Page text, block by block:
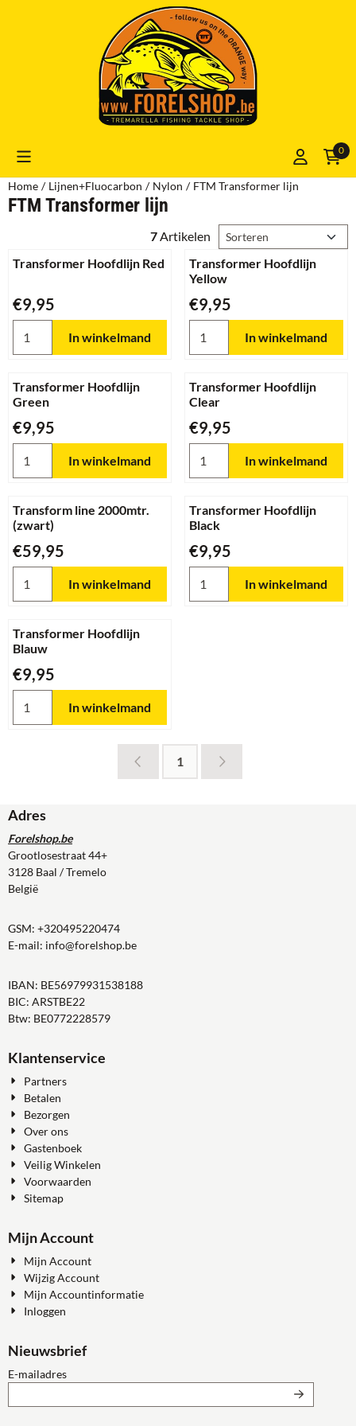
Cookievoorkeuren zijn momenteel gesloten.
0
Home / Lijnen+Fluocarbon / Nylon / FTM Transformer lijn
FTM Transformer lijn
7Artikelen Sorteermethode
Transformer Hoofdlijn Red
Prijs: 9,95
€9,95
In winkelmand
Transformer Hoofdlijn
Yellow
Prijs: 9,95
€9,95
In winkelmand
Transformer Hoofdlijn
Green
Prijs: 9,95
€9,95
In winkelmand
Transformer Hoofdlijn
Clear
Prijs: 9,95
€9,95
In winkelmand
Transform line 2000mtr.
(zwart)
Prijs: 59,95
€59,95
In winkelmand
Transformer Hoofdlijn
Black
Prijs: 9,95
€9,95
In winkelmand
Transformer Hoofdlijn
Blauw
Prijs: 9,95
€9,95
In winkelmand
1
Adres
Forelshop.be
Grootlosestraat 44+
3128 Baal / Tremelo
België
GSM: +320495220474
E-mail: info@forelshop.be
IBAN: BE56979931538188
BIC: ARSTBE22
Btw: BE0772228579
Klantenservice
Partners
Betalen
Bezorgen
Over ons
Gastenboek
Veilig Winkelen
Voorwaarden
Sitemap
Mijn Account
Mijn Account
Wijzig Account
Mijn Accountinformatie
Inloggen
Nieuwsbrief
E-mailadresVul je e-mailadres in voor de nieuwsbrief